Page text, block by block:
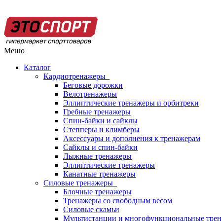
Меню
Каталог
Кардиотренажеры
Беговые дорожки
Велотренажеры
Эллиптические тренажеры и орбитреки
Гребные тренажеры
Спин-байки и сайклы
Степперы и климберы
Аксессуары и дополнения к тренажерам
Сайклы и спин-байки
Лыжные тренажеры
Эллиптические тренажеры
Канатные тренажеры
Силовые тренажеры
Блочные тренажеры
Тренажеры со свободным весом
Силовые скамьи
Мультистанции и многофункциональные